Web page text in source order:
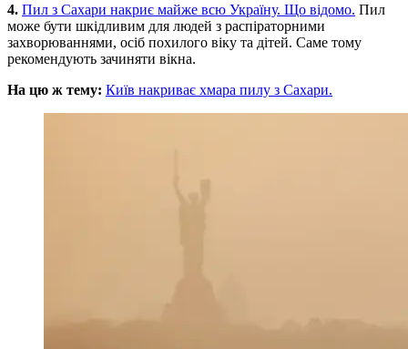
4. Пил з Сахари накриє майже всю Україну. Що відомо. Пил
може бути шкідливим для людей з распіраторними
захворюваннями, осіб похилого віку та дітей. Саме тому
рекомендують зачиняти вікна.
На цю ж тему: Київ накриває хмара пилу з Сахари.